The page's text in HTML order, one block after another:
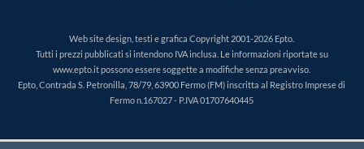
Web site design, testi e grafica Copyright 2001-2026 Epto.
Tutti i prezzi pubblicati si intendono IVA inclusa. Le informazioni riportate su
www.epto.it possono essere soggette a modifiche senza preavviso.
Epto, Contrada S. Petronilla, 78/79, 63900 Fermo (FM) inscritta al Registro Imprese di
Fermo n.167027 - P.IVA 01707640445